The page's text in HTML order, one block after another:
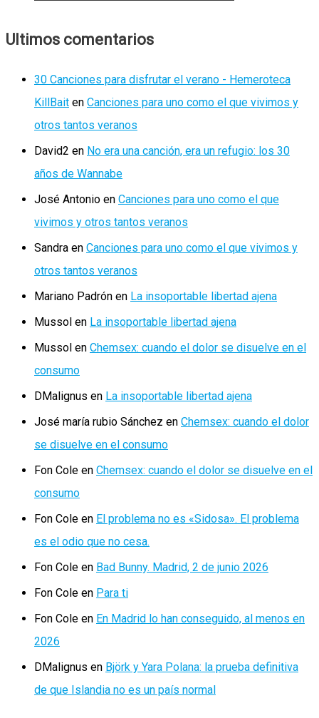
Ultimos comentarios
30 Canciones para disfrutar el verano - Hemeroteca
KillBait en Canciones para uno como el que vivimos y
otros tantos veranos
David2 en No era una canción, era un refugio: los 30
años de Wannabe
José Antonio en Canciones para uno como el que
vivimos y otros tantos veranos
Sandra en Canciones para uno como el que vivimos y
otros tantos veranos
Mariano Padrón en La insoportable libertad ajena
Mussol en La insoportable libertad ajena
Mussol en Chemsex: cuando el dolor se disuelve en el
consumo
DMalignus en La insoportable libertad ajena
José maría rubio Sánchez en Chemsex: cuando el dolor
se disuelve en el consumo
Fon Cole en Chemsex: cuando el dolor se disuelve en el
consumo
Fon Cole en El problema no es «Sidosa». El problema
es el odio que no cesa.
Fon Cole en Bad Bunny. Madrid, 2 de junio 2026
Fon Cole en Para ti
Fon Cole en En Madrid lo han conseguido, al menos en
2026
DMalignus en Björk y Yara Polana: la prueba definitiva
de que Islandia no es un país normal